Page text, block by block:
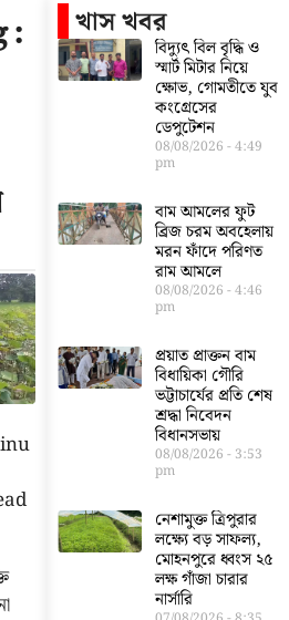
:
খাস খবর
বিদ্যুৎ বিল বৃদ্ধি ও
স্মার্ট মিটার নিয়ে
ক্ষোভ, গোমতীতে যুব
কংগ্রেসের
ডেপুটেশন
08/08/2026 4:49
pm
বাম আমলের ফুট
ব্রিজ চরম অবহেলায়
মরন ফাঁদে পরিণত
রাম আমলে
08/08/2026 4:46
pm
প্রয়াত প্রাক্তন বাম
বিধায়িকা গৌরি
ভট্টাচার্যের প্রতি শেষ
শ্রদ্ধা নিবেদন
বিধানসভায়
08/08/2026 3:53
pm
নেশামুক্ত ত্রিপুরার
লক্ষ্যে বড় সাফল্য,
মোহনপুরে ধ্বংস ২৫
লক্ষ গাঁজা চারার
নার্সারি